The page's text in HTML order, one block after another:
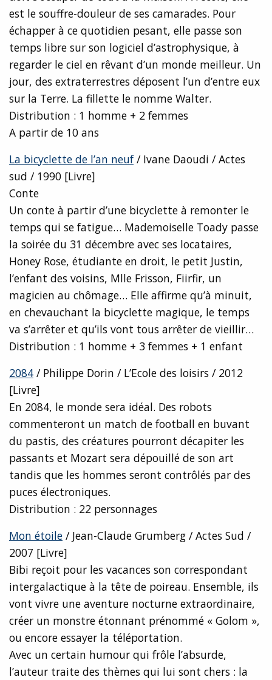
est le souffre-douleur de ses camarades. Pour
échapper à ce quotidien pesant, elle passe son
temps libre sur son logiciel d’astrophysique, à
regarder le ciel en rêvant d’un monde meilleur. Un
jour, des extraterrestres déposent l’un d’entre eux
sur la Terre. La fillette le nomme Walter.
Distribution : 1 homme + 2 femmes
A partir de 10 ans
La bicyclette de l’an neuf/ Ivane Daoudi / Actes
sud / 1990 [Livre]
Conte
Un conte à partir d’une bicyclette à remonter le
temps qui se fatigue… Mademoiselle Toady passe
la soirée du 31 décembre avec ses locataires,
Honey Rose, étudiante en droit, le petit Justin,
l’enfant des voisins, Mlle Frisson, Fiirfir, un
magicien au chômage… Elle affirme qu’à minuit,
en chevauchant la bicyclette magique, le temps
va s’arrêter et qu’ils vont tous arrêter de vieillir…
Distribution : 1 homme + 3 femmes + 1 enfant
2084 / Philippe Dorin / L’Ecole des loisirs / 2012
[Livre]
En 2084, le monde sera idéal. Des robots
commenteront un match de football en buvant
du pastis, des créatures pourront décapiter les
passants et Mozart sera dépouillé de son art
tandis que les hommes seront contrôlés par des
puces électroniques.
Distribution : 22 personnages
Mon étoile / Jean-Claude Grumberg / Actes Sud /
2007 [Livre]
Bibi reçoit pour les vacances son correspondant
intergalactique à la tête de poireau. Ensemble, ils
vont vivre une aventure nocturne extraordinaire,
créer un monstre étonnant prénommé « Golom »,
ou encore essayer la téléportation.
Avec un certain humour qui frôle l’absurde,
l’auteur traite des thèmes qui lui sont chers : la